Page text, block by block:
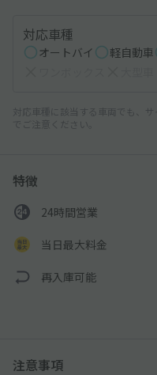
対応車種
オートバイ 軽自動車
対応車種に該当する車両でも、
でご注意ください。
特徴
24時間営業
当日最大料金
再入庫可能
注意事項